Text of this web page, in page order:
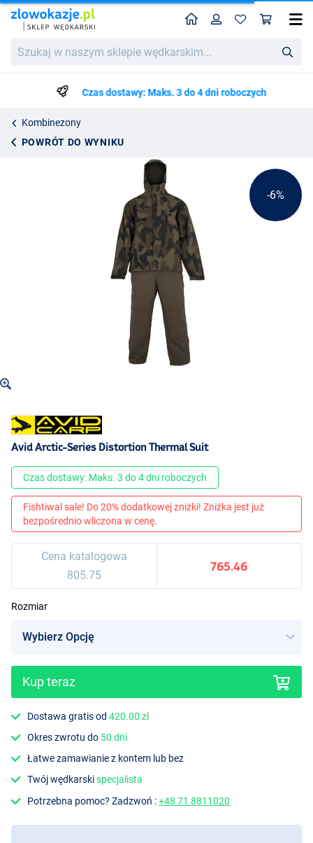
w
wędkarskim...
HomeProfil
Czas dostawy: Maks. 3 do 4 dni roboczych
Kombinezony
POWRÓT DO WYNIKU
Avid Arctic-Series Distortion Thermal Suit
805.75
765.46
-6%
Avid Arctic-Series Distortion Thermal Suit
Czas dostawy: Maks. 3 do 4 dni roboczych
Fishtiwal sale! Do 20% dodatkowej zniżki! Zniżka jest już
bezpośrednio wliczona w cenę.
Cena katalogowa
805.75
765.46
Rozmiar
Kup teraz
Dostawa gratis od420.00 zl
Okres zwrotu do 50 dni
Łatwe zamawianie z kontem lub bez
Twój wędkarskispecjalista
Potrzebna pomoc? Zadzwoń :+48 71 8811020